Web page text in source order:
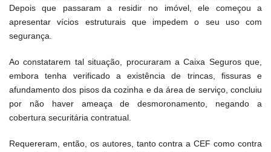
Depois que passaram a residir no imóvel, ele começou a
apresentar vícios estruturais que impedem o seu uso com
segurança.
Ao constatarem tal situação, procuraram a Caixa Seguros que,
embora tenha verificado a existência de trincas, fissuras e
afundamento dos pisos da cozinha e da área de serviço, concluiu
por não haver ameaça de desmoronamento, negando a
cobertura securitária contratual.
Requereram, então, os autores, tanto contra a CEF como contra